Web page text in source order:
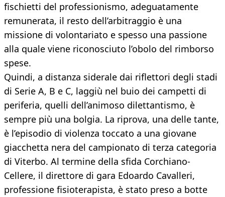
fischietti del professionismo, adeguatamente
remunerata, il resto dell’arbitraggio è una
missione di volontariato e spesso una passione
alla quale viene riconosciuto l’obolo del rimborso
spese.
Quindi, a distanza siderale dai riflettori degli stadi
di Serie A, B e C, laggiù nel buio dei campetti di
periferia, quelli dell’animoso dilettantismo, è
sempre più una bolgia. La riprova, una delle tante,
è l’episodio di violenza toccato a una giovane
giacchetta nera del campionato di terza categoria
di Viterbo. Al termine della sfida Corchiano-
Cellere, il direttore di gara Edoardo Cavalleri,
professione fisioterapista, è stato preso a botte